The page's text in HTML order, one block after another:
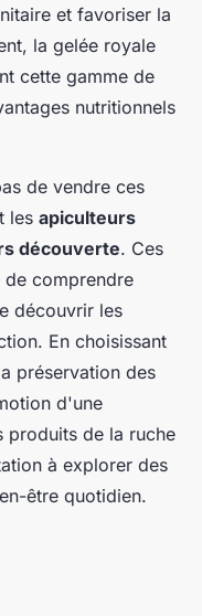
et favoriser la
la gelée royale
cette gamme de
nutritionnels
de vendre ces
les apiculteurs
découverte. Ces
de comprendre
découvrir les
En choisissant
préservation des
d'une
produits de la ruche
à explorer des
être quotidien.